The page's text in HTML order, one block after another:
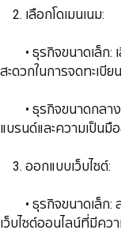
2. ​​​​​​​เลือกโดเมนเนม:
• ธุรกิจขนาดเล็ก: เ
สะดวกในการจดทะเบียน
• ธุรกิจขนาดกลาง:
แบรนด์และความเป็นมื
​​​​​​​ 3. ออกแบบเว็บไซต์:
• ธุรกิจขนาดเล็ก: ส
เว็บไซต์ออนไลน์ที่มีคว